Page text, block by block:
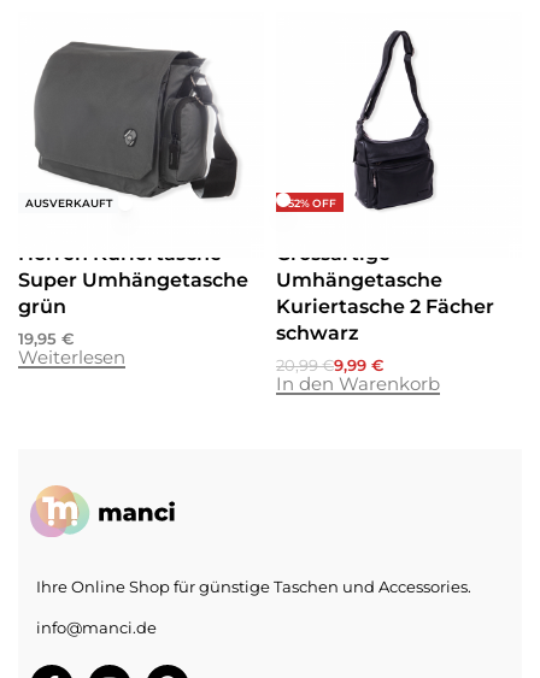
AUSVERKAUFT
Herren Kuriertasche
Super Umhängetasche
grün
19,95 €
Weiterlesen
-52% OFF
Grossartige
Umhängetasche
Kuriertasche 2 Fächer
schwarz
20,99€9,99 €
In den Warenkorb
Ihre Online Shop für günstige Taschen und Accessories.
info@manci.de